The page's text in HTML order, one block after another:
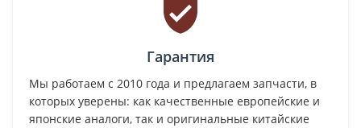
Гарантия
Мы работаем с 2010 года и предлагаем запчасти, в
которых уверены: как качественные европейские и
японские аналоги, так и оригинальные китайские